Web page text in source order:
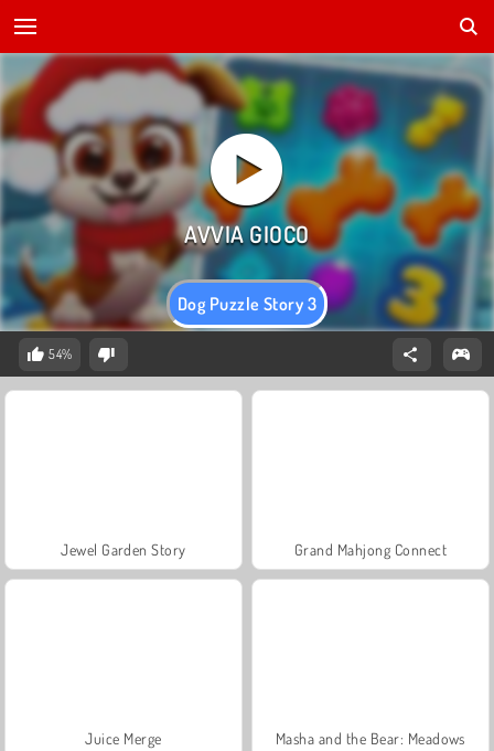
Dog Puzzle Story 3
54%
Jewel Garden Story Grand Mahjong Connect
Juice Merge Masha and the Bear: Meadows